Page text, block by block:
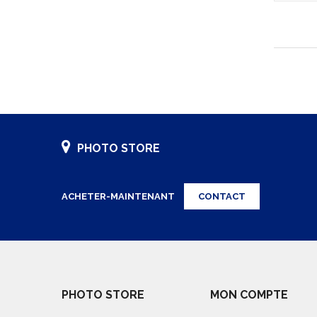
PHOTO STORE
ACHETER-MAINTENANT CONTACT
PHOTO STORE MON COMPTE